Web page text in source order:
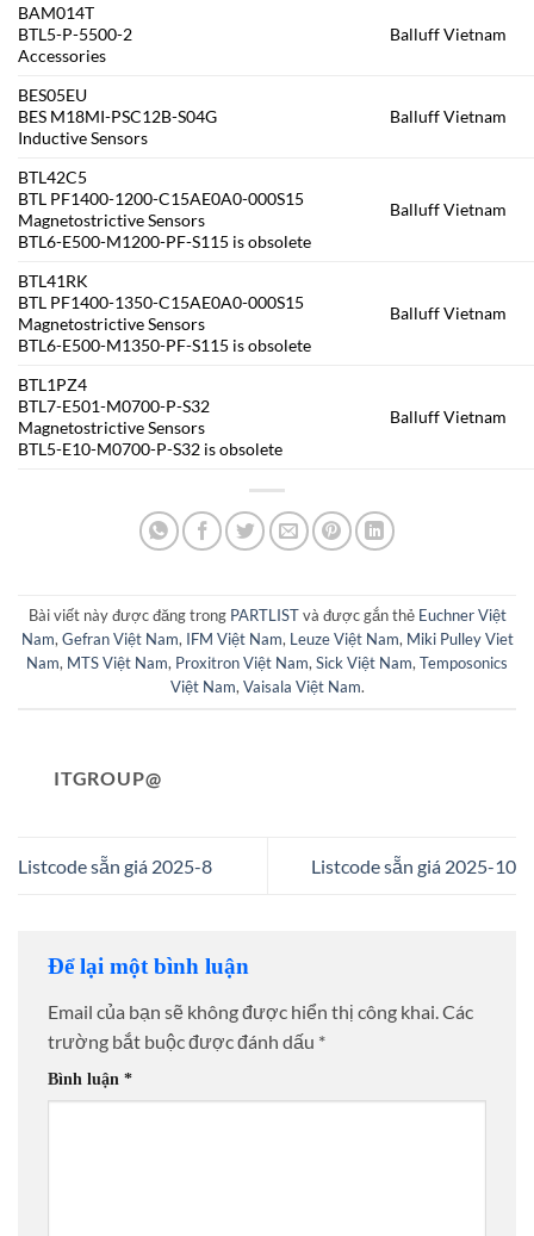
BAM014T
BTL5-P-5500-2
Accessories
Balluff Vietnam
BES05EU
BES M18MI-PSC12B-S04G
Inductive Sensors
Balluff Vietnam
BTL42C5
BTL PF1400-1200-C15AE0A0-000S15
Magnetostrictive Sensors
BTL6-E500-M1200-PF-S115 is obsolete
Balluff Vietnam
BTL41RK
BTL PF1400-1350-C15AE0A0-000S15
Magnetostrictive Sensors
BTL6-E500-M1350-PF-S115 is obsolete
Balluff Vietnam
BTL1PZ4
BTL7-E501-M0700-P-S32
Magnetostrictive Sensors
BTL5-E10-M0700-P-S32 is obsolete
Balluff Vietnam
Bài viết này được đăng trong PARTLISTvà được gắn thẻ Euchner Việt
Nam, Gefran Việt Nam, IFM Việt Nam, Leuze Việt Nam, Miki Pulley Viet
Nam, MTS Việt Nam, Proxitron Việt Nam, Sick Việt Nam, Temposonics
Việt Nam, Vaisala Việt Nam.
ITGROUP@
Listcode sẵn giá 2025-8 Listcode sẵn giá 2025-10
Để lại một bình luận
Email của bạn sẽ không được hiển thị công khai. Các
trường bắt buộc được đánh dấu *
Bình luận *